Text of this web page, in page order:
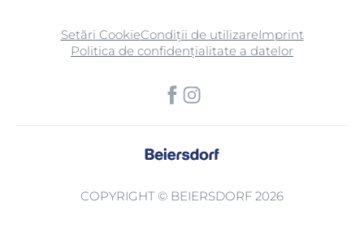
Setări CookieCondiții de utilizareImprint
Politica de confidențialitate a datelor
COPYRIGHT © BEIERSDORF 2026